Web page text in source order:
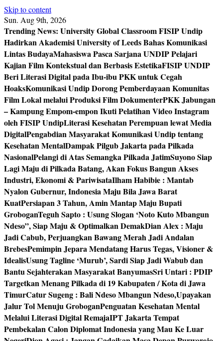
Skip to content
Sun. Aug 9th, 2026
Trending News: University Global Classroom FISIP Undip
Hadirkan Akademisi University of Leeds Bahas Komunikasi
Lintas BudayaMahasiswa Pasca Sarjana UNDIP Pelajari
Kajian Film Kontekstual dan Berbasis EstetikaFISIP UNDIP
Beri Literasi Digital pada Ibu-ibu PKK untuk Cegah
HoaksKomunikasi Undip Dorong Pemberdayaan Komunitas
Film Lokal melalui Produksi Film DokumenterPKK Jabungan
– Kampung Empom-empon Ikuti Pelatihan Video Instagram
oleh FISIP UndipLiterasi Kesehatan Perempuan lewat Media
DigitalPengabdian Masyarakat Komunikasi Undip tentang
Kesehatan MentalDampak Pilgub Jakarta pada Pilkada
NasionalPelangi di Atas Semangka Pilkada JatimSuyono Siap
Lagi Maju di Pilkada Batang, Akan Fokus Bangun Akses
Industri, Ekonomi & PariwisataIlham Habibie : Mantab
Nyalon Gubernur, Indonesia Maju Bila Jawa Barat
KuatPersiapan 3 Tahun, Amin Mantap Maju Bupati
GroboganTeguh Sapto : Usung Slogan ‘Noto Kuto Mbangun
Ndeso”, Siap Maju & Optimalkan DemakDian Alex : Maju
Jadi Cabub, Perjuangkan Bawang Merah Jadi Andalan
BrebesPemimpin Jepara Mendatang Harus Tegas, Visioner &
IdealisUsung Tagline ‘Murub’, Sardi Siap Jadi Wabub dan
Bantu Sejahterakan Masyarakat BanyumasSri Untari : PDIP
Targetkan Menang Pilkada di 19 Kabupaten / Kota di Jawa
TimurCatur Sugeng : Bali Ndeso Mbangun Ndeso,Upayakan
Jalur Tol Menuju GroboganPenguatan Kesehatan Mental
Melalui Literasi Digital RemajaIPT Jakarta Tempat
Pembekalan Calon Diplomat Indonesia yang Mau Ke Luar